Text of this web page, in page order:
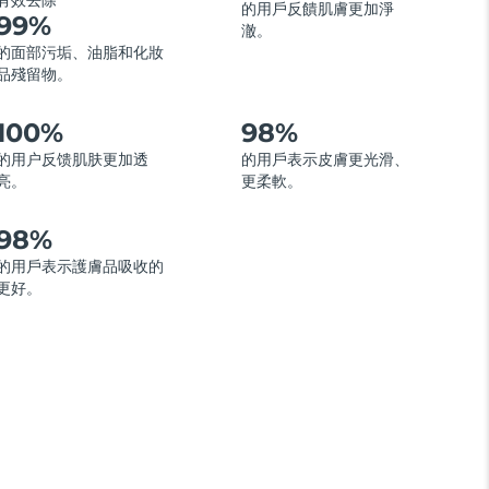
面部污垢、油脂和化妝
殘留物。
的用戶反饋肌膚更加淨
澈。
用户反馈肌肤更加透
。
98%
的用戶表示皮膚更光滑、
更柔軟。
用戶表示護膚品吸收的
好。